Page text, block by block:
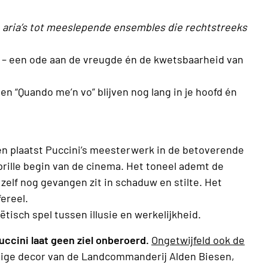
tot meeslepende ensembles die rechtstreeks
een ode aan de vreugde én de kwetsbaarheid van
“Quando me’n vo” blijven nog lang in je hoofd én
plaatst Puccini’s meesterwerk in de betoverende
begin van de cinema. Het toneel ademt de
nog gevangen zit in schaduw en stilte. Het
spel tussen illusie en werkelijkheid.
laat geen ziel onberoerd. Ongetwijfeld ook de
decor van de Landcommanderij Alden Biesen,